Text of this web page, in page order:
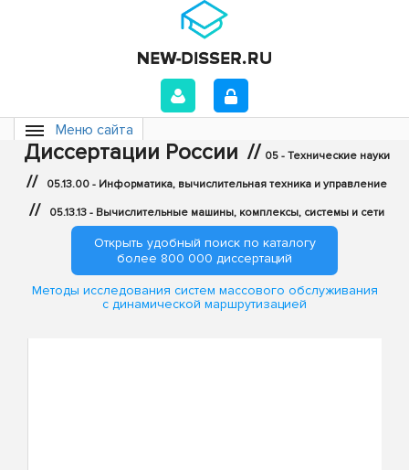
Меню сайта
Диссертации России // 05 - Технические науки
// 05.13.00 - Информатика, вычислительная техника и управление
// 05.13.13 - Вычислительные машины, комплексы, системы и сети
Открыть удобный поиск по каталогу
более 800 000 диссертаций
Методы исследования систем массового обслуживания
с динамической маршрутизацией